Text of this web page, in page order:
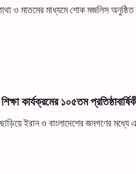
ও মাতমের মাধ্যমে শোক মজলিস অনুষ্ঠিত
কার্যক্রমের ১০৫তম
ছাড়িয়ে ইরান ও বাংলাদেশের জনগণের